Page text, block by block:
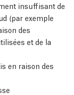
insuffisant de
(par exemple
des
et de la
en raison des